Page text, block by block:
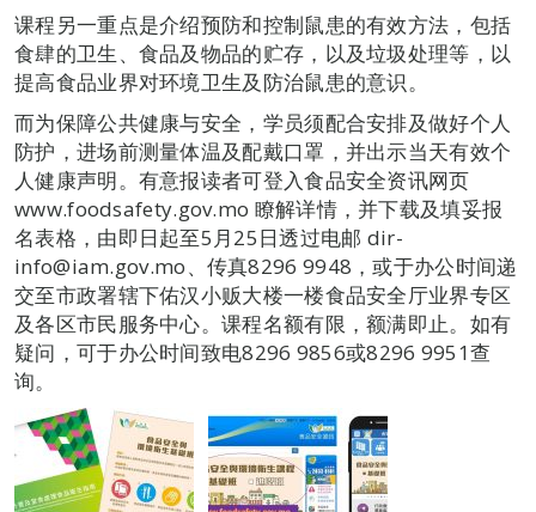
课程另一重点是介绍预防和控制鼠患的有效方法，包括
食肆的卫生、食品及物品的贮存，以及垃圾处理等，以
提高食品业界对环境卫生及防治鼠患的意识。
而为保障公共健康与安全，学员须配合安排及做好个人
防护，进场前测量体温及配戴口罩，并出示当天有效个
人健康声明。有意报读者可登入食品安全资讯网页
www.foodsafety.gov.mo 瞭解详情，并下载及填妥报
名表格，由即日起至5月25日透过电邮 dir-
info@iam.gov.mo、传真8296 9948，或于办公时间递
交至市政署辖下佑汉小贩大楼一楼食品安全厅业界专区
及各区市民服务中心。课程名额有限，额满即止。如有
疑问，可于办公时间致电8296 9856或8296 9951查
询。